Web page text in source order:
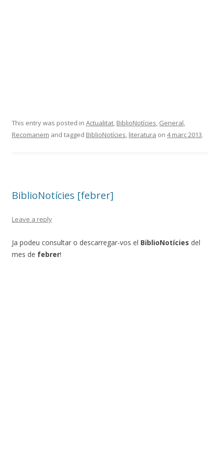
This entry was posted in Actualitat BiblioNotícies General
Recomanem and tagged BiblioNotícies literatura on 4 març 2013.
BiblioNotícies [febrer]
Leave a reply
Ja podeu consultar o descarregar-vos el BiblioNotícies del
mes de febrer!